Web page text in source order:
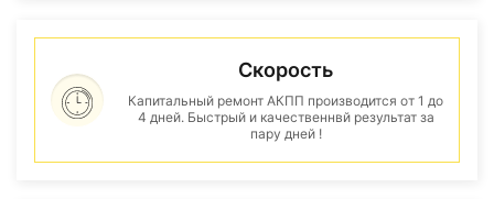
Скорость
Капитальный ремонт АКПП производится от 1 до
4 дней. Быстрый и качественнвй результат за
пару дней !